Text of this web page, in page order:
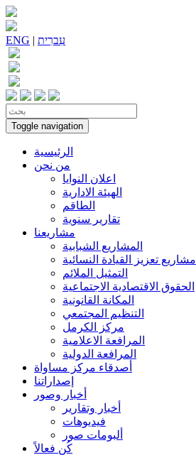
ENG | עִברִית
Toggle navigation
الرئيسية
من نحن
اعلان النوايا
الهيئة الادارية
الطاقم
تقارير سنوية
مشاريعنا
المشاريع الشبابية
مشاريع تعزيز القيادة النسائية
التمثيل الملائم
الحقوق الاقتصادية الاجتماعية
المكانة القانونية
التنظيم المجتمعي
مركز الكرمل
المرافعة الاعلامية
المرافعة الدولية
أصدقاء مركز مساواة
إصداراتنا
أخبار وصور
أخبار وتقارير
فيديوهات
ألبومات صور
كُن فعالاً